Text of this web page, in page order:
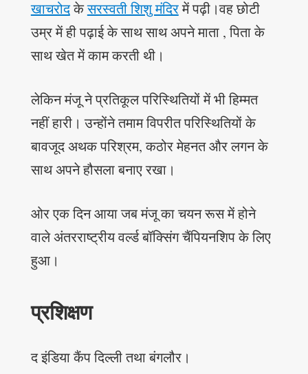
खाचरोदकेसरस्वती शिशु मंदिरमें पढ़ी।वह छोटी
उम्र में ही पढ़ाई के साथ साथ अपने माता , पिता के
साथ खेत में काम करती थी।
लेकिन मंजू ने प्रतिकूल परिस्थितियों में भी हिम्मत
नहीं हारी। उन्होंने तमाम विपरीत परिस्थितियों के
बावजूद अथक परिश्रम, कठोर मेहनत और लगन के
साथ अपने हौसला बनाए रखा।
ओर एक दिन आया जब मंजू का चयन रूस में होने
वाले अंतरराष्ट्रीय वर्ल्ड बॉक्सिंग चैंपियनशिप के लिए
हुआ।
प्रशिक्षण
द इंडिया कैंप दिल्ली तथा बंगलौर।